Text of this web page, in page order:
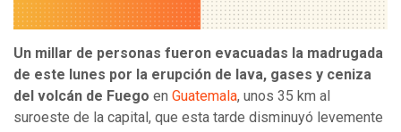
Un millar de personas fueron evacuadas la madrugada
de este lunes por la erupción de lava, gases y ceniza
del volcán de Fuego en Guatemala, unos 35 km al
suroeste de la capital, que esta tarde disminuyó levemente